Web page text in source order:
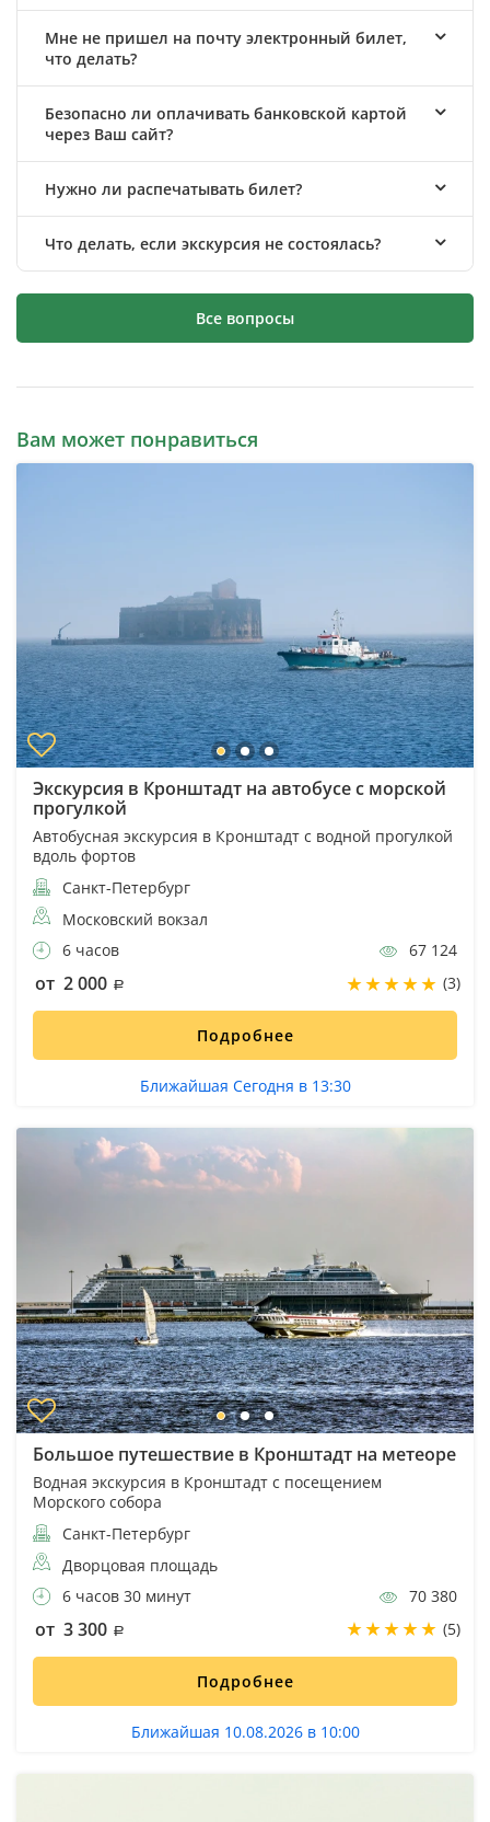
Мне не пришел на почту электронный билет,
что делать?
Безопасно ли оплачивать банковской картой
через Ваш сайт?
Нужно ли распечатывать билет?
Что делать, если экскурсия не состоялась?
Все вопросы
Вам может понравиться
Экскурсия в Кронштадт на автобусе с морской
прогулкой
Автобусная экскурсия в Кронштадт с водной прогулкой
вдоль фортов
Санкт-Петербург
Московский вокзал
6 часов
67 124
от 2 000 (3)
Подробнее
Ближайшая Сегодня в 13:30
Большое путешествие в Кронштадт на метеоре
Водная экскурсия в Кронштадт с посещением
Морского собора
Санкт-Петербург
Дворцовая площадь
6 часов 30 минут
70 380
от 3 300 (5)
Подробнее
Ближайшая 10.08.2026 в 10:00